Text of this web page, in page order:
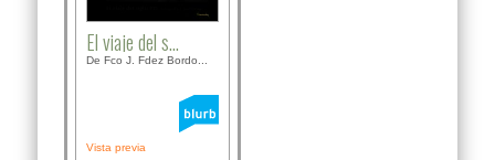
El viaje del s...
De Fco J. Fdez Bordo...
Vista previa